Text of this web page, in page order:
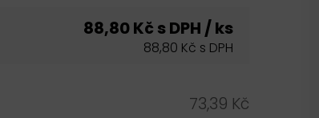
88,80 Kč s DPH / ks
88,80 Kč s DPH
73,39 Kč